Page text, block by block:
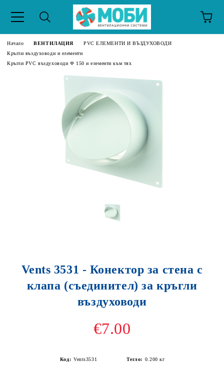
Начало ВЕНТИЛАЦИЯ
PVC ЕЛЕМЕНТИ И ВЪЗДУХОВОДИ
Кръгли въздуховоди и елементи
Кръгли PVC въздуховоди Ф 150 и елементи към тях
Vents 3531 - Конектор за стена с
клапа (съединител) за кръгли
въздуховоди
€7.00
Код: Vents3531 Тегло: 0.200 кг